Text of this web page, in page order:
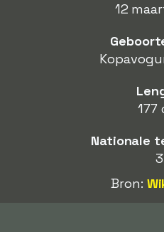
12
177
Nationale
3
Bron: